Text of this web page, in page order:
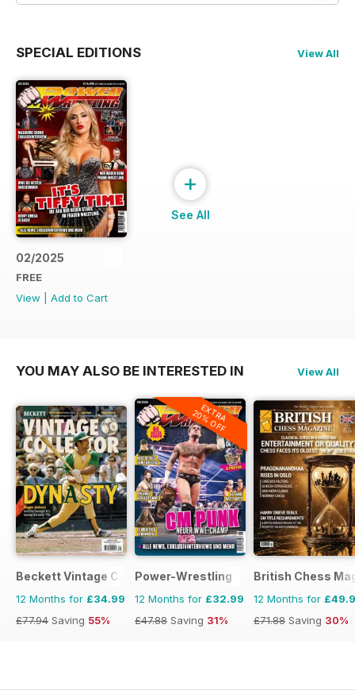
SPECIAL EDITIONS View All
02/2025
FREE
View
Add to Cart
+
See All
YOU MAY ALSO BE INTERESTED IN View All
Beckett Vintage Collector Magazine
12 Months for £34.99
£77.94 Saving 55%
EXTRA
20% OFF
Power-Wrestling
12 Months for £32.99
£47.88 Saving 31%
British Chess
12 Months for
£71.88 Saving 30%